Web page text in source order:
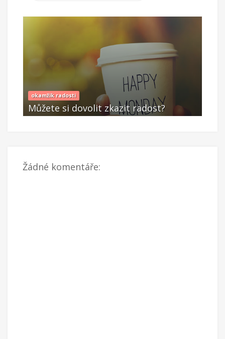
okamžik radosti
Můžete si dovolit zkazit radost?
Žádné komentáře: